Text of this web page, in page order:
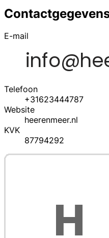
E-mail
Telefoon
+31623444787
Website
heerenmeer.nl
KVK
87794292